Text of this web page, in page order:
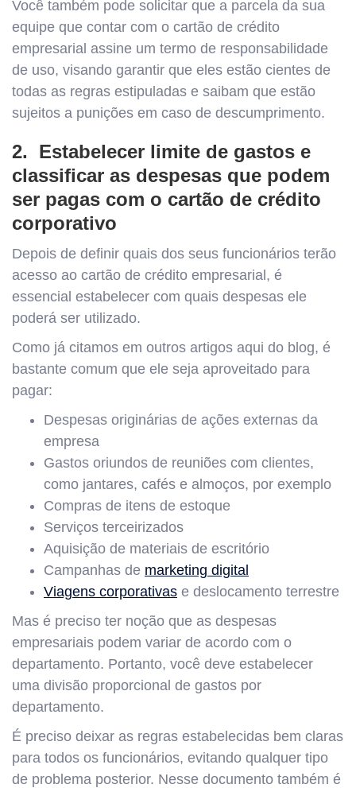
Você também pode solicitar que a parcela da sua
equipe que contar com o cartão de crédito
empresarial assine um termo de responsabilidade
de uso, visando garantir que eles estão cientes de
todas as regras estipuladas e saibam que estão
sujeitos a punições em caso de descumprimento.
2. Estabelecer limite de gastos e
classificar as despesas que podem
ser pagas com o cartão de crédito
corporativo
Depois de definir quais dos seus funcionários terão
acesso ao cartão de crédito empresarial, é
essencial estabelecer com quais despesas ele
poderá ser utilizado.
Como já citamos em outros artigos aqui do blog, é
bastante comum que ele seja aproveitado para
pagar:
Despesas originárias de ações externas da
empresa
Gastos oriundos de reuniões com clientes,
como jantares, cafés e almoços, por exemplo
Compras de itens de estoque
Serviços terceirizados
Aquisição de materiais de escritório
Campanhas de marketing digital
Viagens corporativas e deslocamento terrestre
Mas é preciso ter noção que as despesas
empresariais podem variar de acordo com o
departamento. Portanto, você deve estabelecer
uma divisão proporcional de gastos por
departamento.
É preciso deixar as regras estabelecidas bem claras
para todos os funcionários, evitando qualquer tipo
de problema posterior. Nesse documento também é